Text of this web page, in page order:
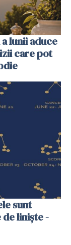
lunii aduce
care pot
sunt
liniște -